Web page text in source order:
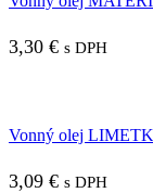
3,30 € s DPH
Vonný olej
3,09 € s DPH